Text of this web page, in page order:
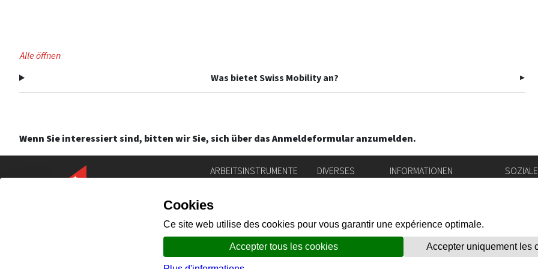
Alle öffnen
Was bietet Swiss Mobility an?
Wenn Sie interessiert sind, bitten wir Sie, sich über das Anmeldeformular anzumelden.
ARBEITSINSTRUMENTE
Geoportal
Intranet
Gemeindeportal
DIVERSES
INFORMATIONEN
Rechtliche Hinweise
Soziale Netzwerke
Datenschutzrichtlinien